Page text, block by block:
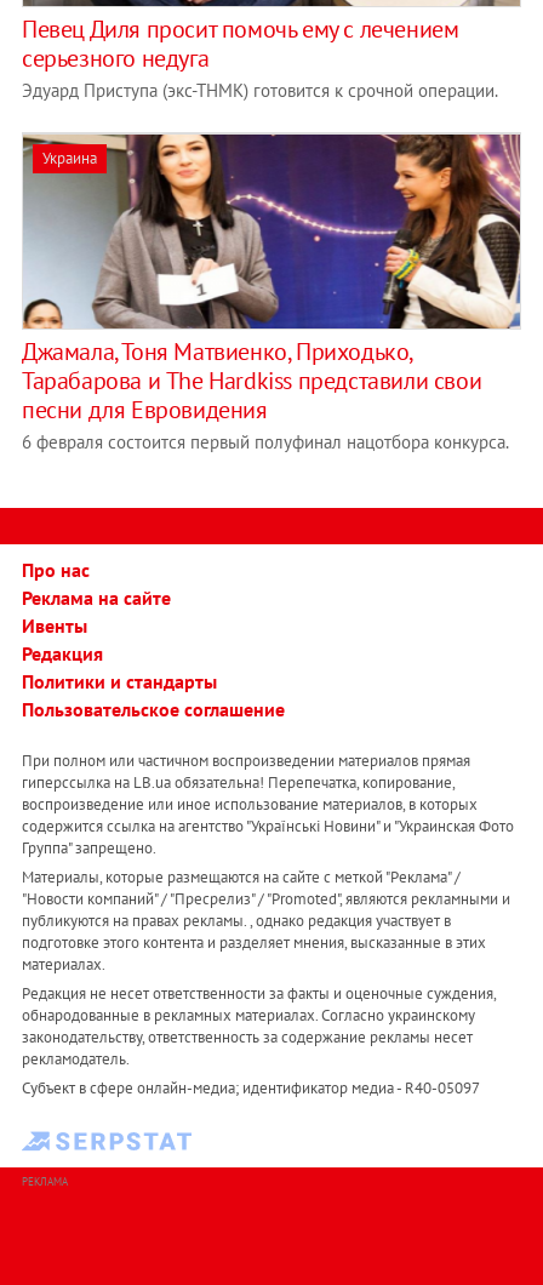
Певец Диля просит помочь ему с лечением
серьезного недуга
Эдуард Приступа (экс-ТНМК) готовится к срочной операции.
Украина
Джамала, Тоня Матвиенко, Приходько,
Тарабарова и The Hardkiss представили свои
песни для Евровидения
6 февраля состоится первый полуфинал нацотбора конкурса.
Про нас
Реклама на сайте
Ивенты
Редакция
Политики и стандарты
Пользовательское соглашение
При полном или частичном воспроизведении материалов прямая
гиперссылка на LB.ua обязательна! Перепечатка, копирование,
воспроизведение или иное использование материалов, в которых
содержится ссылка на агентство "Українськi Новини" и "Украинская Фото
Группа" запрещено.
Материалы, которые размещаются на сайте с меткой "Реклама" /
"Новости компаний" / "Пресрелиз" / "Promoted", являются рекламными и
публикуются на правах рекламы. , однако редакция участвует в
подготовке этого контента и разделяет мнения, высказанные в этих
материалах.
Редакция не несет ответственности за факты и оценочные суждения,
обнародованные в рекламных материалах. Согласно украинскому
законодательству, ответственность за содержание рекламы несет
рекламодатель.
Субъект в сфере онлайн-медиа; идентификатор медиа - R40-05097
РЕКЛАМА